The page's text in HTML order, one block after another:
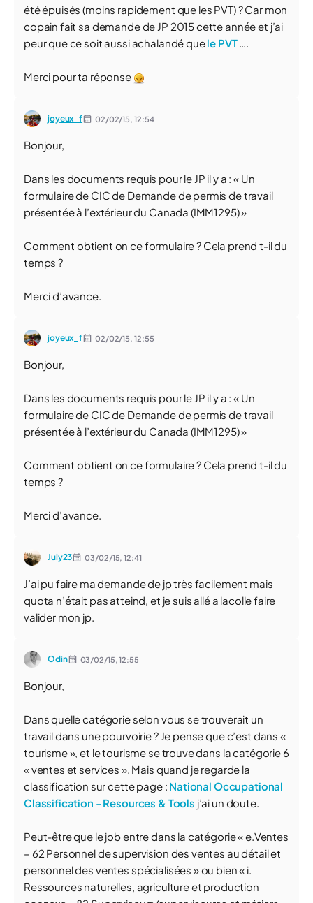
été épuisés (moins rapidement que les PVT) ? Car mon
copain fait sa demande de JP 2015 cette année et j’ai
peur que ce soit aussi achalandé quele PVT….
Merci pour ta réponse
joyeux_f 02/02/15, 12:54
Bonjour,
Dans les documents requis pour le JP il y a : « Un
formulaire de CIC de Demande de permis de travail
présentée à l’extérieur du Canada (IMM1295) »
Comment obtient on ce formulaire ? Cela prend t-il du
temps ?
Merci d’avance.
joyeux_f 02/02/15, 12:55
Bonjour,
Dans les documents requis pour le JP il y a : « Un
formulaire de CIC de Demande de permis de travail
présentée à l’extérieur du Canada (IMM1295) »
Comment obtient on ce formulaire ? Cela prend t-il du
temps ?
Merci d’avance.
July23 03/02/15,12:41
J’ai pu faire ma demande de jp très facilement mais
quota n’était pas atteind, et je suis allé a lacolle faire
valider mon jp.
Odin 03/02/15,12:55
Bonjour,
Dans quelle catégorie selon vous se trouverait un
travail dans une pourvoirie ? Je pense que c’est dans «
tourisme », et le tourisme se trouve dans la catégorie 6
« ventes et services ». Mais quand je regarde la
classification sur cette page : National Occupational
Classification - Resources & Tools j’ai un doute.
Peut-être que le job entre dans la catégorie « e.Ventes
– 62 Personnel de supervision des ventes au détail et
personnel des ventes spécialisées » ou bien « i.
Ressources naturelles, agriculture et production